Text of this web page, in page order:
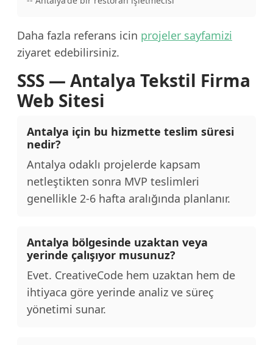
Daha fazla referans icin projeler sayfamizi
ziyaret edebilirsiniz.
SSS — Antalya Tekstil Firma
Web Sitesi
Antalya için bu hizmette teslim süresi
nedir?
Antalya odaklı projelerde kapsam
netleştikten sonra MVP teslimleri
genellikle 2-6 hafta aralığında planlanır.
Antalya bölgesinde uzaktan veya
yerinde çalışıyor musunuz?
Evet. CreativeCode hem uzaktan hem de
ihtiyaca göre yerinde analiz ve süreç
yönetimi sunar.